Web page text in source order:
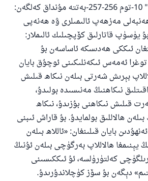
"پىقھى توپلاملىرى" 10-توم 256-257-بەتتە مۇنداق كەلگەن:
مەزھەپ ئالىمىلرى ۋە ھەنەپى
يۈسۈپ قاتارلىق كۆپچىلىك ئالىملار:
ئىككى ھەدىسكە ئاساسەن بۇ
ئەمەس ئىكەنلىكىنى ئوچۇق بايان
بېرىش شەرتى بىلەن نىكاھ قىلىش
نىكاھنىڭ مەنىسىدە بولىدۇ،
قىلىش نىكاھنى بۇزىدۇ، نىكاھ
ھالاللىق بولمايدۇ. بۇ قاراش ئىبنى
بايان قىلىنغان: «ئاللاھ بىلەن
يېنىمغا ھالاللاپ بەرگۈچى بىلەن ئۇنىڭ
كەلتۈرۈلسە، ئۇ ئىككىسىنى
دېگەن بۇ سۆز كۈچلاندۇرىدۇ.